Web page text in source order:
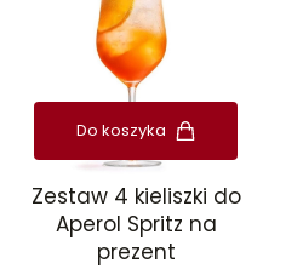
Do koszyka
Zestaw 4 kieliszki do
Aperol Spritz na
prezent